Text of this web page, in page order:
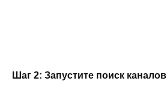
Шаг 2: Запустите поиск каналов